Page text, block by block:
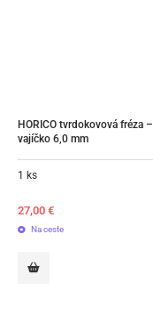
HORICO tvrdokovová fréza –
vajíčko 6,0 mm
1 ks
27,00 €
Na ceste